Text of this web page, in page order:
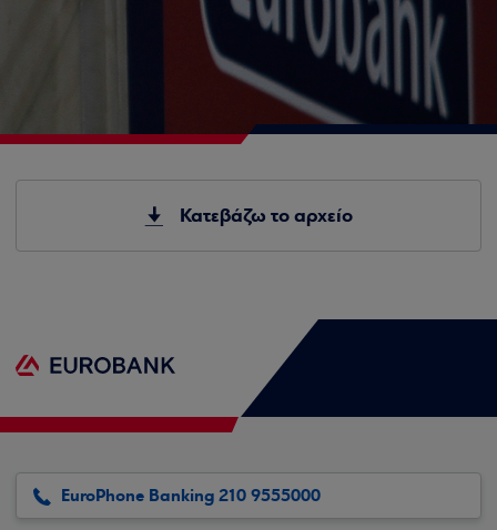
Κατεβάζω το αρχείο
EuroPhone Banking 210 9555000